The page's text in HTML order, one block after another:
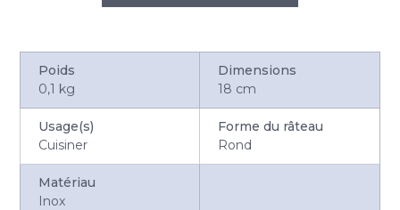
Poids
0,1 kg
Dimensions
18 cm
Usage(s)
Cuisiner
Forme du râteau
Rond
Matériau
Inox